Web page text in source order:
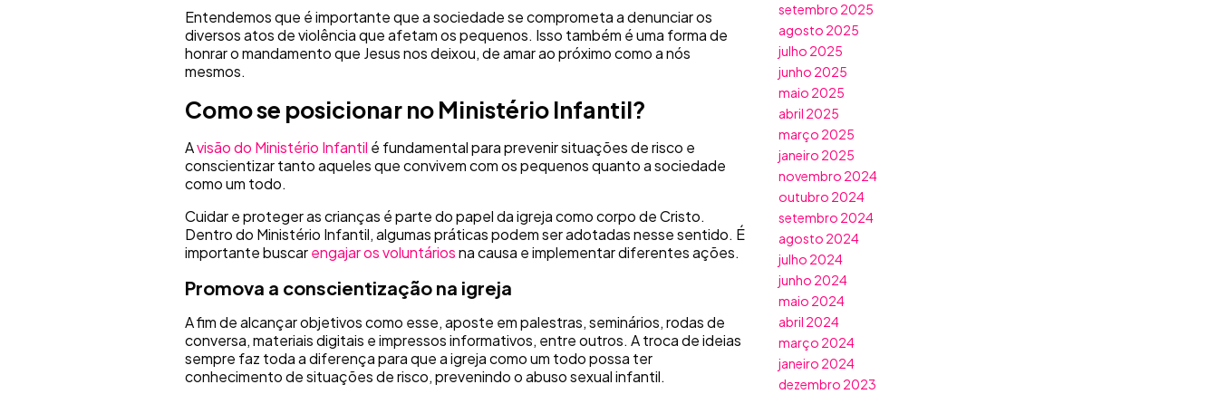
Entendemos que é importante que a sociedade se comprometa a denunciar os
diversos atos de violência que afetam os pequenos. Isso também é uma forma de
honrar o mandamento que Jesus nos deixou, de amar ao próximo como a nós
mesmos.
Como se posicionar no Ministério Infantil?
Avisão do Ministério Infantil é fundamental para prevenir situações de risco e
conscientizar tanto aqueles que convivem com os pequenos quanto a sociedade
como um todo.
Cuidar e proteger as crianças é parte do papel da igreja como corpo de Cristo.
Dentro do Ministério Infantil, algumas práticas podem ser adotadas nesse sentido. É
importante buscarengajar os voluntáriosna causa e implementar diferentes ações.
Promova a conscientização na igreja
A fim de alcançar objetivos como esse, aposte em palestras, seminários, rodas de
conversa, materiais digitais e impressos informativos, entre outros. A troca de ideias
sempre faz toda a diferença para que a igreja como um todo possa ter
conhecimento de situações de risco, prevenindo o abuso sexual infantil.
setembro 2025
agosto 2025
julho 2025
junho 2025
maio 2025
abril 2025
março 2025
janeiro 2025
novembro 2024
outubro 2024
setembro 2024
agosto 2024
julho 2024
junho 2024
maio 2024
abril 2024
março 2024
janeiro 2024
dezembro 2023